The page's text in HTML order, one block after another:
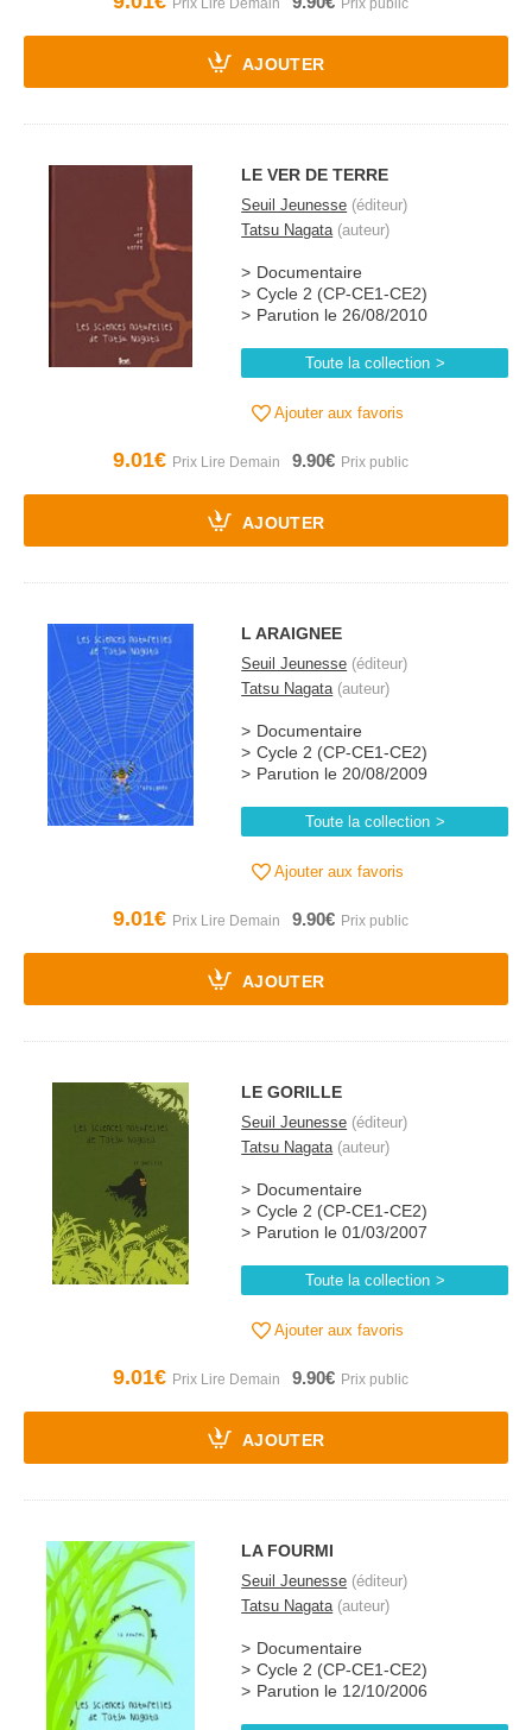
AJOUTER
LE VER DE TERRE
Seuil Jeunesse (éditeur)
Tatsu Nagata(auteur)
Documentaire
Cycle 2 (CP-CE1-CE2)
Parution le 26/08/2010
Toute la collection
Ajouter aux favoris
9.01€ 9.90€
AJOUTER
L ARAIGNEE
Seuil Jeunesse (éditeur)
Tatsu Nagata(auteur)
Documentaire
Cycle 2 (CP-CE1-CE2)
Parution le 20/08/2009
Toute la collection
Ajouter aux favoris
9.01€ 9.90€
AJOUTER
LE GORILLE
Seuil Jeunesse (éditeur)
Tatsu Nagata(auteur)
Documentaire
Cycle 2 (CP-CE1-CE2)
Parution le 01/03/2007
Toute la collection
Ajouter aux favoris
9.01€ 9.90€
AJOUTER
LA FOURMI
Seuil Jeunesse (éditeur)
Tatsu Nagata(auteur)
Documentaire
Cycle 2 (CP-CE1-CE2)
Parution le 12/10/2006